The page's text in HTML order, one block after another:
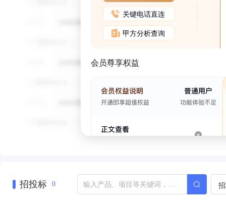
关键电话直连
甲方分析查询
会员尊享权益
招投标 0